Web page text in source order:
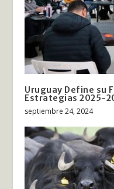
Uruguay Define su
Estrategias 2025-
septiembre 24, 2024